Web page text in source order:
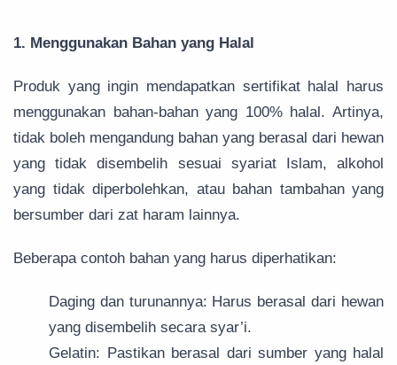
1. Menggunakan Bahan yang Halal
Produk yang ingin mendapatkan sertifikat halal harus
menggunakan bahan-bahan yang 100% halal. Artinya,
tidak boleh mengandung bahan yang berasal dari hewan
yang tidak disembelih sesuai syariat Islam, alkohol
yang tidak diperbolehkan, atau bahan tambahan yang
bersumber dari zat haram lainnya.
Beberapa contoh bahan yang harus diperhatikan:
Daging dan turunannya: Harus berasal dari hewan
yang disembelih secara syar’i.
Gelatin: Pastikan berasal dari sumber yang halal